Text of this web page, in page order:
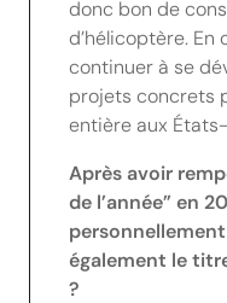
donc bon de
d’hélicoptère.
continuer à se
projets concrets
entière aux États-
Après avoir
de l’année” en
également le
?